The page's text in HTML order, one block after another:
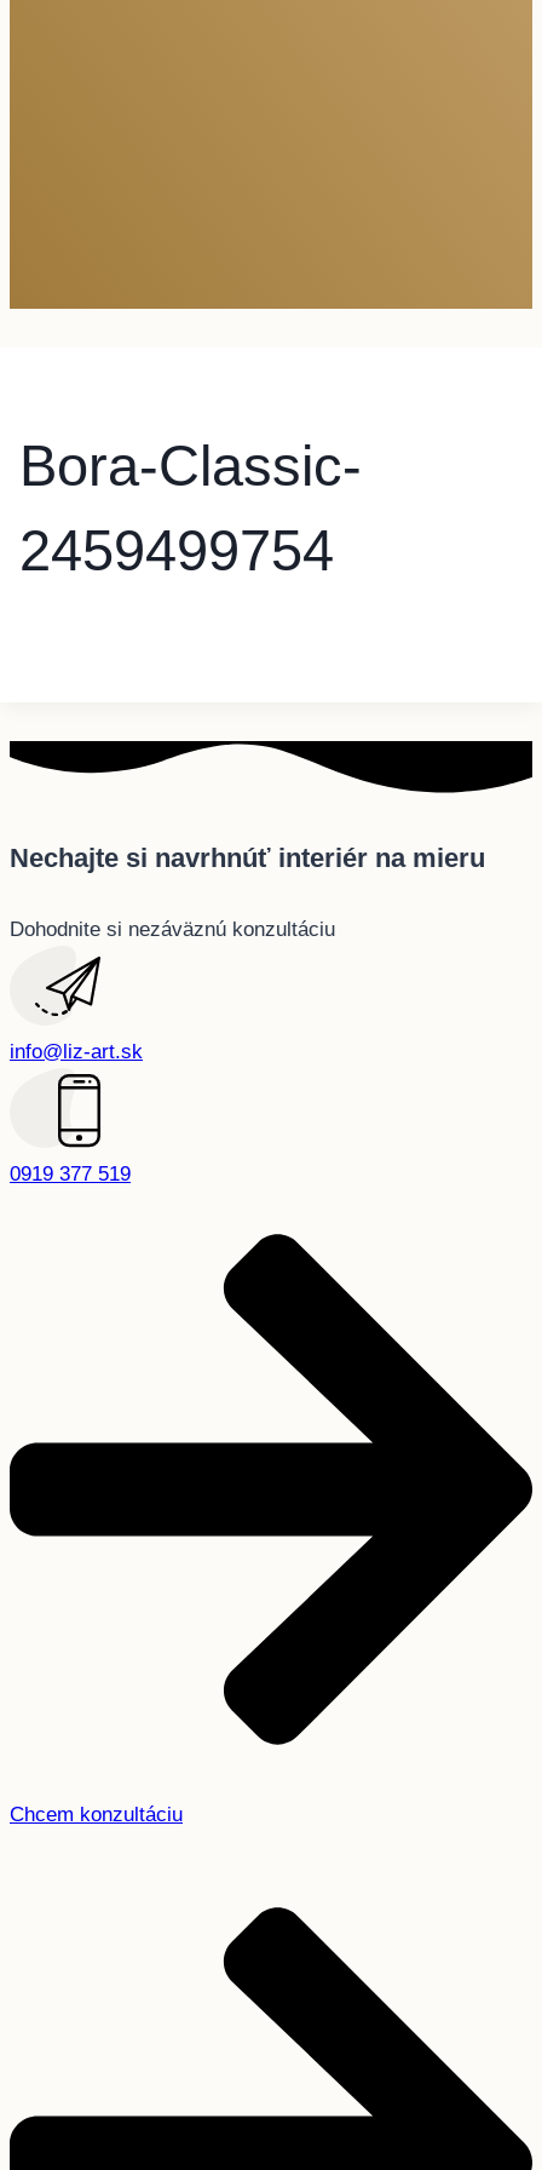
Bora-Classic-
2459499754
Nechajte si navrhnúť interiér na mieru
Dohodnite si nezáväznú konzultáciu
info@liz-art.sk
0919 377 519
Chcem konzultáciu